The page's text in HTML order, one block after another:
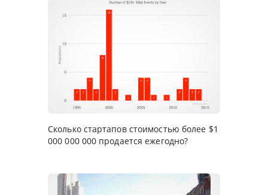
Сколько стартапов стоимостью более $1
000 000 000 продается ежегодно?